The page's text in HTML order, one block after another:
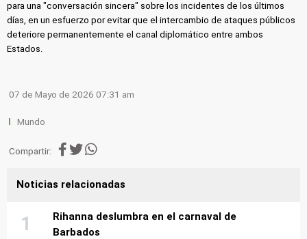
para una "conversación sincera" sobre los incidentes de los últimos
días, en un esfuerzo por evitar que el intercambio de ataques públicos
deteriore permanentemente el canal diplomático entre ambos
Estados.
07 de Mayo de 2026 07:31 am
Mundo
Compartir:
Noticias relacionadas
Rihanna deslumbra en el carnaval de
Barbados